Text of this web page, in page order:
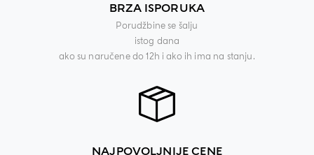
BRZA ISPORUKA
Porudžbine se šalju
istog dana
ako su naručene do 12h i ako ih ima na stanju.
NAJPOVOLJNIJE CENE